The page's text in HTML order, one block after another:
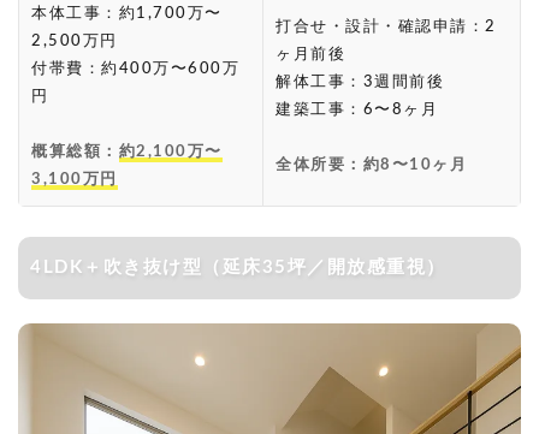
本体工事：約1,700万〜
2,500万円
付帯費：約400万〜600万
円
概算総額： 約2,100万〜
3,100万円
打合せ・設計・確認申請：2
ヶ月前後
解体工事：3週間前後
建築工事：6〜8ヶ月
全体所要：約8〜10ヶ月
4LDK＋吹き抜け型（延床35坪／開放感重視）